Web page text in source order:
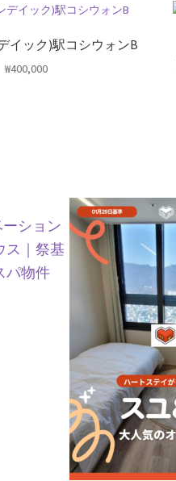
イック)駅コシウォンB
₩400,000
ション
ス｜祭基
パ物件